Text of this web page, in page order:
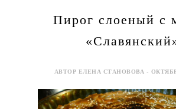
Пирог слоеный с
АВТОР ЕЛЕНА СТАНОВОВА -